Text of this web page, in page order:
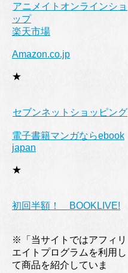
アニメイトオンラインショ
ップ
楽天市場
Amazon.co.jp
★
セブンネットショッピング
電子書籍マンガならebook
japan
★
初回半額！ BOOKLIVE!
※「当サイトではアフィリ
エイトプログラムを利用し
て商品を紹介していま